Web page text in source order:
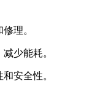
理。
少能耗。
安全性。